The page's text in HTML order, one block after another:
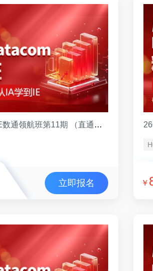
26年8月华为HCIE数通领航班第11期 （直通班）
立即报名 ￥